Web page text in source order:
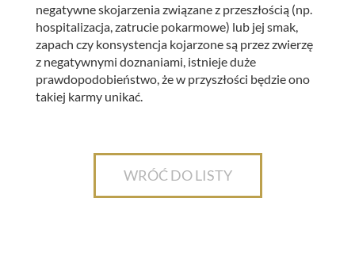
negatywne skojarzenia związane z przeszłością (np.
hospitalizacja, zatrucie pokarmowe) lub jej smak,
zapach czy konsystencja kojarzone są przez zwierzę
z negatywnymi doznaniami, istnieje duże
prawdopodobieństwo, że w przyszłości będzie ono
takiej karmy unikać.
WRÓĆ DO LISTY